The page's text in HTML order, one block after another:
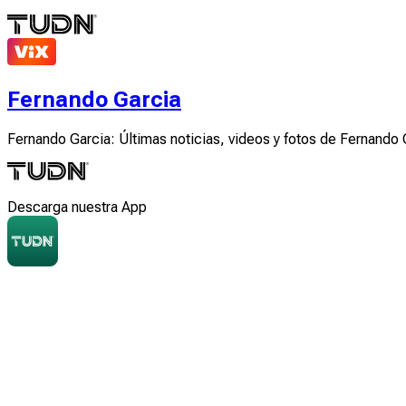
Fernando Garcia
Fernando Garcia: Últimas noticias, videos y fotos de Fernando
Descarga nuestra App